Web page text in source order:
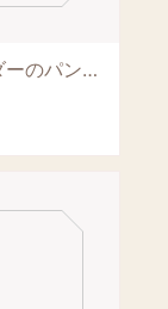
少し前にお預りしたオーダーのパンダちゃん。お客さまにお渡ししました。とっても可愛い大人...